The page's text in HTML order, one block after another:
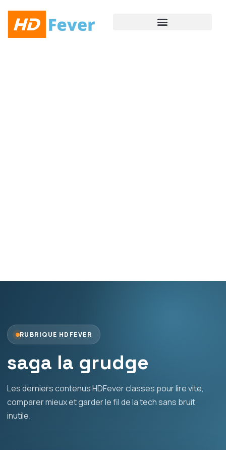
RUBRIQUE HDFEVER
saga la grudge
Les derniers contenus HDFever classes pour lire vite,
comparer mieux et garder le fil de la tech sans bruit
inutile.